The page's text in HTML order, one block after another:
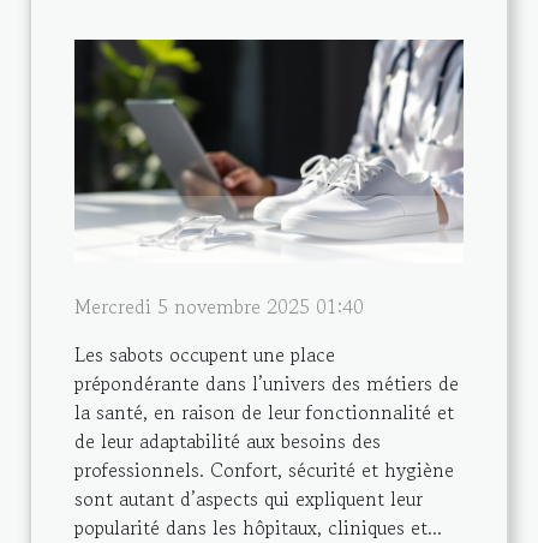
Mercredi 5 novembre 2025 01:40
Les sabots occupent une place
prépondérante dans l’univers des métiers de
la santé, en raison de leur fonctionnalité et
de leur adaptabilité aux besoins des
professionnels. Confort, sécurité et hygiène
sont autant d’aspects qui expliquent leur
popularité dans les hôpitaux, cliniques et...